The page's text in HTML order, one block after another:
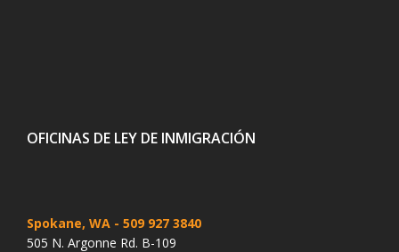
OFICINAS DE LEY DE INMIGRACIÓN
Spokane, WA - 509 927 3840
505 N. Argonne Rd. B-109